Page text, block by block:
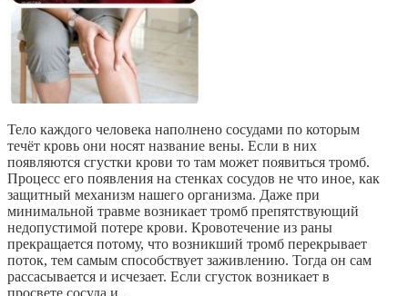
Тело каждого человека наполнено сосудами по которым
течёт кровь они носят название вены. Если в них
появляются сгустки крови то там может появиться тромб.
Процесс его появления на стенках сосудов не что иное, как
защитный механизм нашего организма. Даже при
минимальной травме возникает тромб препятствующий
недопустимой потере крови. Кровотечение из раны
прекращается потому, что возникший тромб перекрывает
поток, тем самым способствует заживлению. Тогда он сам
рассасывается и исчезает. Если сгусток возникает в
просвете сосуда и...